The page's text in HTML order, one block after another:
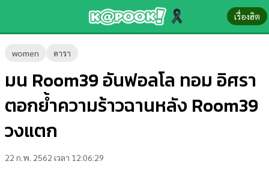
เรื่องฮิต
women ดารา
มน Room39 อันฟอลโล ทอม อิศรา
ตอกย้ำความร้าวฉานหลัง Room39
วงแตก
22 ก.พ. 2562 เวลา 12:06:29
ข่าว-
ความ
รู้
บันเทิง